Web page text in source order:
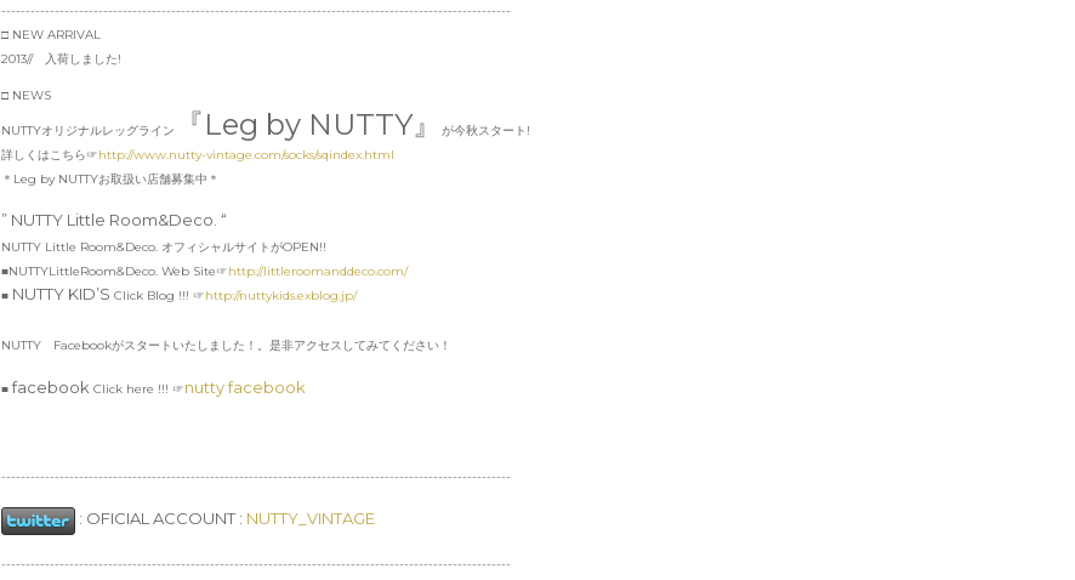
---------------------------------------------------------------------------------------------------------
□ NEW ARRIVAL
2013// 入荷しました!
□ NEWS
NUTTYオリジナルレッグライン 『Leg by NUTTY』
が今秋スタート!
詳しくはこちら☞http://www.nutty-vintage.com/socks/sqindex.html
＊Leg by NUTTYお取扱い店舗募集中＊
” NUTTY Little Room&Deco. “
NUTTY Little Room&Deco. オフィシャルサイトがOPEN!!
■NUTTYLittleRoom&Deco. Web Site☞http://littleroomanddeco.com/
■ NUTTY KID’S Click Blog !!! ☞http://nuttykids.exblog.jp/
NUTTY Facebookがスタートいたしました！。是非アクセスしてみてください！
■facebook Click here !!! ☞nutty facebook
---------------------------------------------------------------------------------------------------------
: OFICIAL ACCOUNT : NUTTY_VINTAGE
---------------------------------------------------------------------------------------------------------